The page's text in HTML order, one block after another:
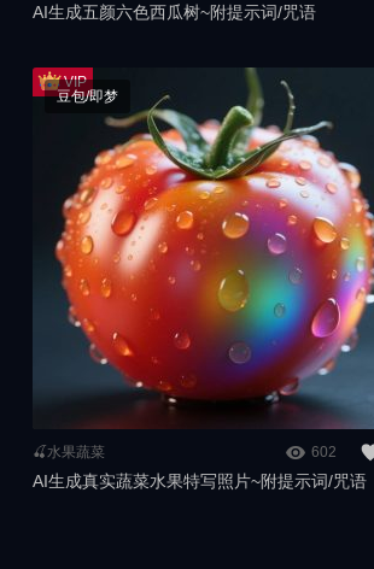
AI生成五颜六色西瓜树~附提示词/咒语
🍒水果蔬菜 602
AI生成真实蔬菜水果特写照片~附提示词/咒语
豆包/即梦